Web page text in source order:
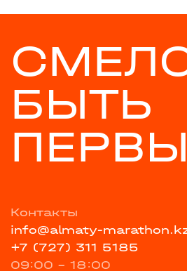
БЫТЬ
Контакты
info@almaty-
+7 (727) 311 5185
09:00 - 18:00